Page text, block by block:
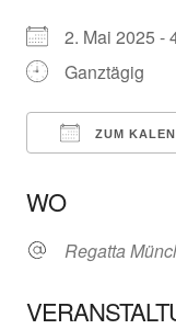
2. Mai 2025 -
Ganztägig
ZUM
WO
Regatta